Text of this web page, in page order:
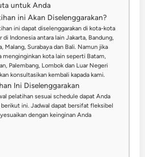
untuk Anda
ini Akan Diselenggarakan?
ini dapat diselenggarakan di kota-kota
di Indonesia antara lain Jakarta, Bandung,
Malang, Surabaya dan Bali. Namun jika
menginginkan kota lain seperti Batam,
Palembang, Lombok dan Luar Negeri
konsultasikan kembali kapada kami.
Ini Diselenggarakan
pelatihan sesuai schedule dapat Anda
ini. Jadwal dapat bersifat fleksibel
dengan keinginan Anda